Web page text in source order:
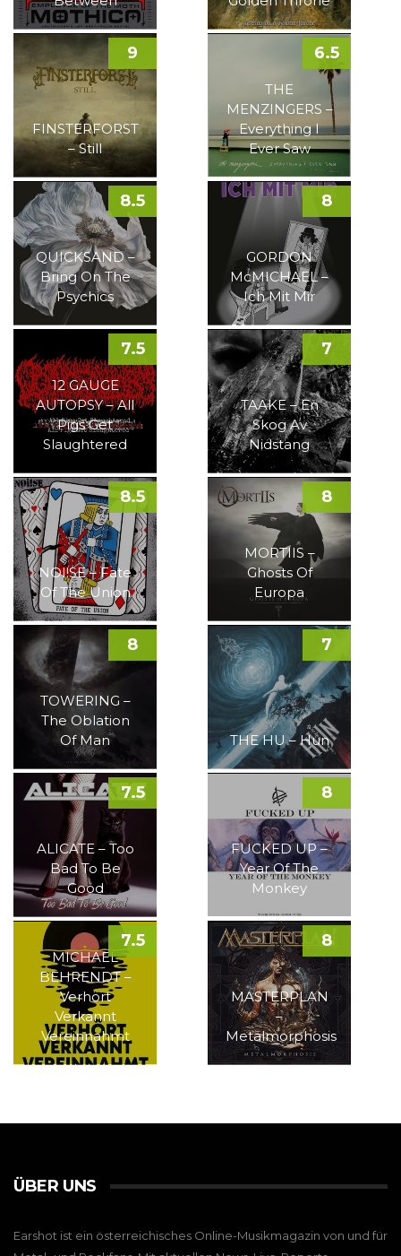
FINSTERFORST
– Still
9
THE
MENZINGERS –
Everything I
Ever Saw
6.5
QUICKSAND –
Bring On The
Psychics
8.5
GORDON
McMICHAEL –
Ich Mit Mir
8
12 GAUGE
AUTOPSY – All
Pigs Get
Slaughtered
7.5
TAAKE – En
Skog Av
Nidstang
7
NOI!SE – Fate
Of The Union
8.5
MORTIIS –
Ghosts Of
Europa
8
TOWERING –
The Oblation
Of Man
8
THE HU – Hun
7
ALICATE – Too
Bad To Be
Good
7.5
FUCKED UP –
Year Of The
Monkey
8
MICHAEL
BEHRENDT –
Verhört
Verkannt
Vereinnahmt
7.5
MASTERPLAN
–
Metalmorphosis
8
ÜBER UNS
Earshot ist ein österreichisches Online-Musikmagazin von und für